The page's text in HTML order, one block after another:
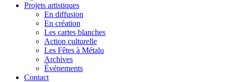
Projets artistiques
En diffusion
En création
Les cartes blanches
Action culturelle
Les Fêtes à Métalu
Archives
Événements
Contact